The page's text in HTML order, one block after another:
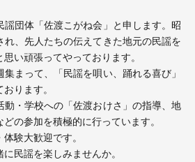
謡団体「佐渡こがね会」と申します。昭
れ、先人たちの伝えてきた地元の民謡を
い頑張ってやっております。
まって、「民謡を唄い、踊れる喜び」
ります。
動・学校への「佐渡おけさ」の指導、地
の参加を積極的に行っています。
験大歓迎です。
民謡を楽しみませんか。